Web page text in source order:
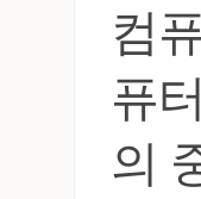
컴
퓨
의